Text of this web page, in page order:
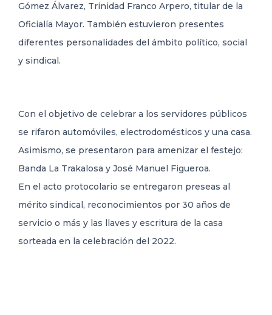
Gómez Álvarez, Trinidad Franco Arpero, titular de la
Oficialía Mayor. También estuvieron presentes
diferentes personalidades del ámbito político, social
y sindical.
Con el objetivo de celebrar a los servidores públicos
se rifaron automóviles, electrodomésticos y una casa.
Asimismo, se presentaron para amenizar el festejo:
Banda La Trakalosa y José Manuel Figueroa.
En el acto protocolario se entregaron preseas al
mérito sindical, reconocimientos por 30 años de
servicio o más y las llaves y escritura de la casa
sorteada en la celebración del 2022.